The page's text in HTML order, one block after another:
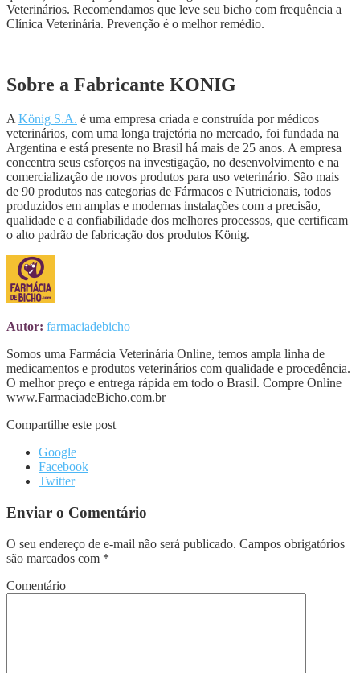
Veterinários. Recomendamos que leve seu bicho com frequência a
Clínica Veterinária. Prevenção é o melhor remédio.
Sobre a Fabricante KONIG
A König S.A. é uma empresa criada e construída por médicos
veterinários, com uma longa trajetória no mercado, foi fundada na
Argentina e está presente no Brasil há mais de 25 anos. A empresa
concentra seus esforços na investigação, no desenvolvimento e na
comercialização de novos produtos para uso veterinário. São mais
de 90 produtos nas categorias de Fármacos e Nutricionais, todos
produzidos em amplas e modernas instalações com a precisão,
qualidade e a confiabilidade dos melhores processos, que certificam
o alto padrão de fabricação dos produtos König.
Autor: farmaciadebicho
Somos uma Farmácia Veterinária Online, temos ampla linha de
medicamentos e produtos veterinários com qualidade e procedência.
O melhor preço e entrega rápida em todo o Brasil. Compre Online
www.FarmaciadeBicho.com.br
Compartilhe este post
Google
Facebook
Twitter
Enviar o Comentário
O seu endereço de e-mail não será publicado. Campos obrigatórios
são marcados com *
Comentário